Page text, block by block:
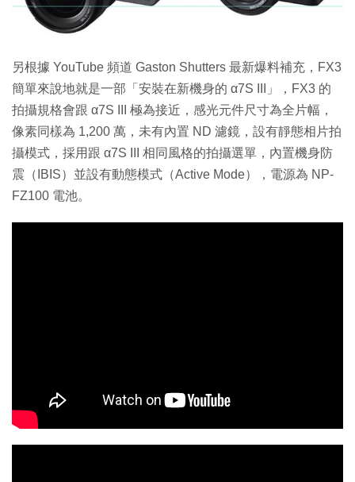
另根據 YouTube 頻道 Gaston Shutters 最新爆料補充，FX3
簡單來說地就是一部「安裝在新機身的 α7S III」，FX3 的
拍攝規格會跟 α7S III 極為接近，感光元件尺寸為全片幅，
像素同樣為 1,200 萬，未有內置 ND 濾鏡，設有靜態相片拍
攝模式，採用跟 α7S III 相同風格的拍攝選單，內置機身防
震（IBIS）並設有動態模式（Active Mode），電源為 NP-
FZ100 電池。